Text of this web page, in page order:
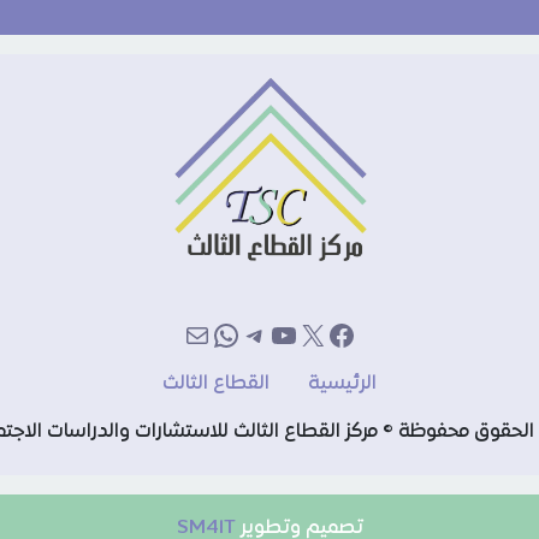
فيسبوك
إكسيوتيوب
تيليجرام
واتساب
بريد
الرئيسية
القطاع الثالث
محفوظة © مركز القطاع الثالث للاستشارات والدراسات
تصميم وتطويرSM4IT